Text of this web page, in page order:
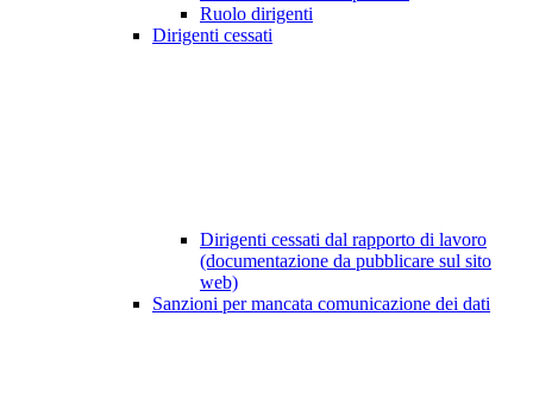
Ruolo dirigenti
Dirigenti cessati
Dirigenti cessati dal rapporto di lavoro
(documentazione da pubblicare sul sito
web)
Sanzioni per mancata comunicazione dei dati